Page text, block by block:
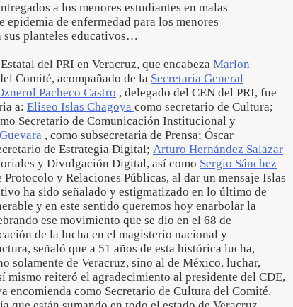
a los menores estudiantes en malas
de enfermedad para los menores
sus planteles educativos…
del PRI en Veracruz, que encabeza Marlon
Comité, acompañado de la Secretaria General
Pacheco Castro , delegado del CEN del PRI, fue
a: Eliseo Islas Chagoya como secretario de Cultura;
Secretario de Comunicación Institucional y
, como subsecretaria de Prensa; Óscar
de Estrategia Digital; Arturo Hernández Salazar
y Divulgación Digital, así como Sergio Sánchez
y Relaciones Públicas, al dar un mensaje Islas
ha sido señalado y estigmatizado en lo último de
y en este sentido queremos hoy enarbolar la
ese movimiento que se dio en el 68 de
de la lucha en el magisterio nacional y
señaló que a 51 años de esta histórica lucha,
solamente de Veracruz, sino al de México, luchar,
mismo reiteró el agradecimiento al presidente del CDE,
encomienda como Secretario de Cultura del Comité.